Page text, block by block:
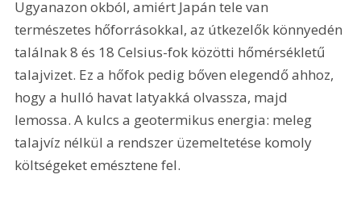
Ugyanazon okból, amiért Japán tele van
természetes hőforrásokkal, az útkezelők könnyedén
találnak 8 és 18 Celsius-fok közötti hőmérsékletű
talajvizet. Ez a hőfok pedig bőven elegendő ahhoz,
hogy a hulló havat latyakká olvassza, majd
lemossa. A kulcs a geotermikus energia: meleg
talajvíz nélkül a rendszer üzemeltetése komoly
költségeket emésztene fel.